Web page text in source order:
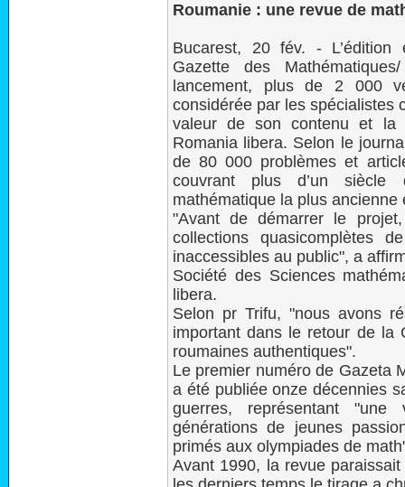
Roumanie : une revue de
Bucarest, 20 fév. - L’édition
Gazette des
lancement, plus de 2 000
considérée par les spécialistes
valeur de son contenu et la
Romania libera. Selon le
de 80 000 problèmes et
couvrant plus d’un siècle
mathématique la plus
"Avant de démarrer le
collections quasicomplètes
inaccessibles au public", a
Société des Sciences
libera.
Selon pr Trifu, "nous avons
important dans le retour de la
roumaines authentiques".
Le premier numéro de Gazeta
a été publiée onze décennies
guerres, représentant
générations de jeunes
primés aux olympiades de
Avant 1990, la revue